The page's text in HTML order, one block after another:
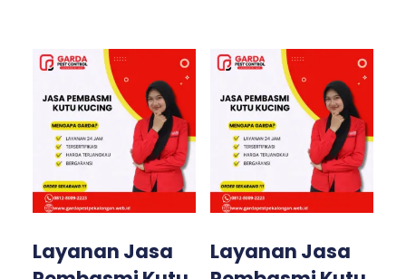
Layanan Jasa
Layanan Jasa